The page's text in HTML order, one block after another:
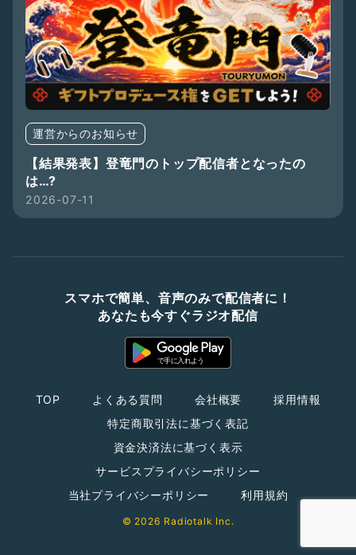
運営からのお知らせ
【結果発表】登竜門のトップ配信者となったの
は…?
2026-07-11
スマホで簡単、音声のみで配信者に！
あなたも今すぐラジオ配信
TOP よくある質問 会社概要
採用情報
特定商取引法に基づく表記
資金決済法に基づく表示
サービスプライバシーポリシー
当社プライバシーポリシー
利用規約
© 2026 Radiotalk Inc.